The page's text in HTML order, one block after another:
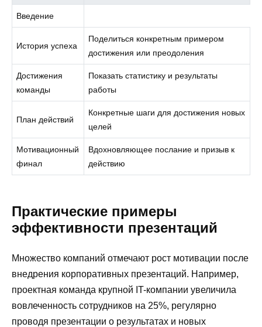
Введение
История успеха
Поделиться конкретным примером
достижения или преодоления
Достижения
команды
Показать статистику и результаты
работы
План действий
Конкретные шаги для достижения новых
целей
Мотивационный
финал
Вдохновляющее послание и призыв к
действию
Практические примеры
эффективности презентаций
Множество компаний отмечают рост мотивации после
внедрения корпоративных презентаций. Например,
проектная команда крупной IT-компании увеличила
вовлеченность сотрудников на 25%, регулярно
проводя презентации о результатах и новых